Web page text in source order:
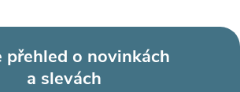
přehled o novinkách
a slevách